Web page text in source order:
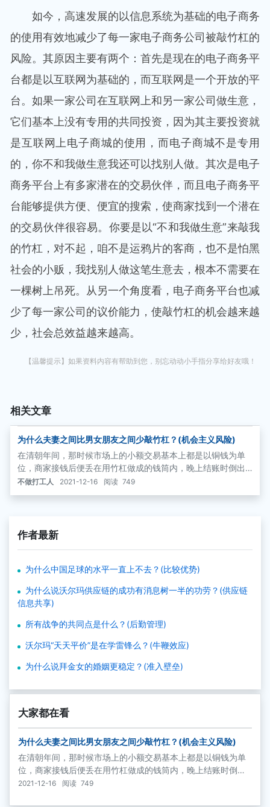
如今，高速发展的以信息系统为基础的电子商务
的使用有效地减少了每一家电子商务公司被敲竹杠的
风险。其原因主要有两个：首先是现在的电子商务平
台都是以互联网为基础的，而互联网是一个开放的平
台。如果一家公司在互联网上和另一家公司做生意，
它们基本上没有专用的共同投资，因为其主要投资就
是互联网上电子商城的使用，而电子商城不是专用
的，你不和我做生意我还可以找别人做。其次是电子
商务平台上有多家潜在的交易伙伴，而且电子商务平
台能够提供方便、便宜的搜索，使商家找到一个潜在
的交易伙伴很容易。你要是以“不和我做生意”来敲我
的竹杠，对不起，咱不是运鸦片的客商，也不是怕黑
社会的小贩，我找别人做这笔生意去，根本不需要在
一棵树上吊死。从另一个角度看，电子商务平台也减
少了每一家公司的议价能力，使敲竹杠的机会越来越
少，社会总效益越来越高。
【温馨提示】如果资料内容有帮助到您，别忘动动小手指分享给好友哦！
相关文章
为什么夫妻之间比男女朋友之间少敲竹杠？(机会主义风险)
在清朝年间，那时候市场上的小额交易基本上都是以铜钱为单
位，商家接钱后便丢在用竹杠做成的钱筒内，晚上结账时倒出
来数一数，看一看今天挣了多少。当地的地痞流氓常去店铺勒
索钱财，根据黑社会的规矩，他们根本不说话，一进门就只是
不做打工人 2021-12-16 阅读 749
作者最新
为什么中国足球的水平一直上不去？(比较优势)
为什么说沃尔玛供应链的成功有消息树一半的功劳？(供应链
信息共享)
所有战争的共同点是什么？(后勤管理)
沃尔玛“天天平价”是在学雷锋么？(牛鞭效应)
为什么说拜金女的婚姻更稳定？(准入壁垒)
大家都在看
为什么夫妻之间比男女朋友之间少敲竹杠？(机会主义风险)
在清朝年间，那时候市场上的小额交易基本上都是以铜钱为单
位，商家接钱后便丢在用竹杠做成的钱筒内，晚上结账时倒出
来数一数，看一看今天挣了多少。当地的地痞流氓常去店铺勒
2021-12-16 阅读 749